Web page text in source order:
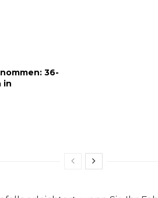
36-
in